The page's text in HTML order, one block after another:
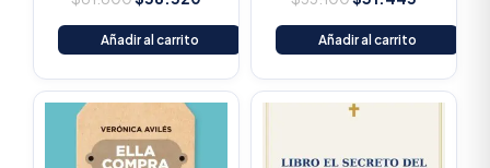
Añadir al carrito Añadir al carrito